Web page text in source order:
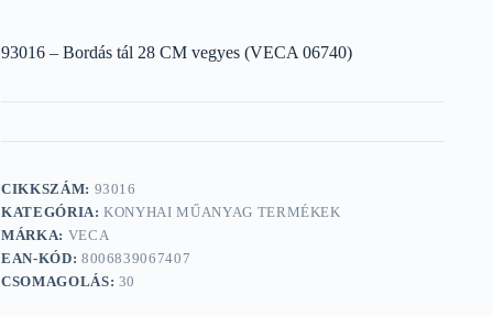
93016 – Bordás tál 28 CM vegyes (VECA 06740)
CIKKSZÁM: 93016
KATEGÓRIA:KONYHAI MŰANYAG TERMÉKEK
MÁRKA: VECA
EAN-KÓD: 8006839067407
CSOMAGOLÁS: 30